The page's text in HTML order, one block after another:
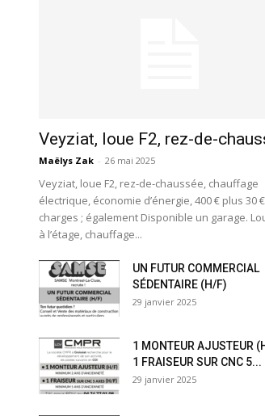
Veyziat, loue F2, rez-de-
Maëlys Zak - 26 mai 2025
Veyziat, loue F2, rez-de-chaussée, chauffage
électrique, économie d’énergie, 400 € plus 30
charges ; également Disponible un garage.
à l’étage, chauffage...
UN FUTUR COMMERCIAL
SÉDENTAIRE (H/F)
29 janvier 2025
1 MONTEUR AJUSTEUR
1 FRAISEUR SUR CNC 5...
29 janvier 2025